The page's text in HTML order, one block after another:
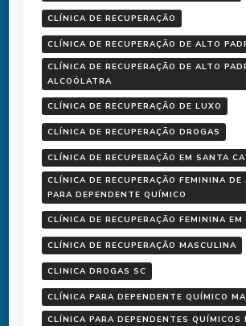
CLÍNICA DE RECUPERAÇÃO
CLÍNICA DE RECUPERAÇÃO DE ALTO
CLÍNICA DE RECUPERAÇÃO DE ALTO
ALCOÓLATRA
CLÍNICA DE RECUPERAÇÃO DE LUXO
CLÍNICA DE RECUPERAÇÃO DROGAS
CLÍNICA DE RECUPERAÇÃO EM SANTA
CLÍNICA DE RECUPERAÇÃO FEMININA DE
PARA DEPENDENTE QUÍMICO
CLÍNICA DE RECUPERAÇÃO FEMININA EM
CLÍNICA DE RECUPERAÇÃO MASCULINA
CLINICA DROGAS SC
CLÍNICA PARA DEPENDENTE QUÍMICO
CLÍNICA PARA DEPENDENTES QUÍMICOS